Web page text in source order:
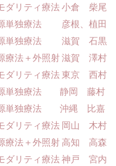
ダリティ療法 小倉 柴尾
単独療法 彦根、植田
単独療法 滋賀 石黒
療法＋外照射 滋賀 澤村
ダリティ療法 東京 西村
単独療法 静岡 藤村
単独療法 沖縄 比嘉
ダリティ療法 岡山 木村
療法＋外照射 高知 高森
ダリティ療法 神戸 宮内